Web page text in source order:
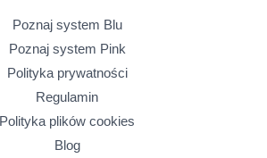
Poznaj system Blu
Poznaj system Pink
Polityka prywatności
Regulamin
Polityka plików cookies
Blog